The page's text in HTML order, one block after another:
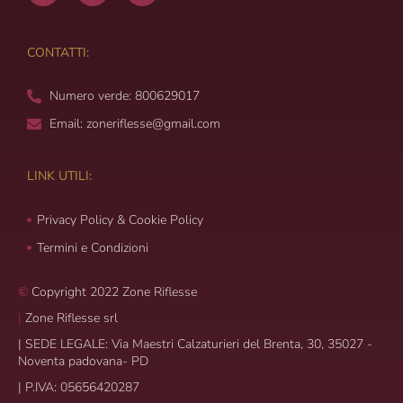
b
o r
a
m
e
CONTATTI:
Numero verde: 800629017
Email: zoneriflesse@gmail.com
LINK UTILI:
Privacy Policy & Cookie Policy
Termini e Condizioni
© Copyright 2022 Zone Riflesse
| Zone Riflesse srl
| SEDE LEGALE: Via Maestri Calzaturieri del Brenta, 30, 35027 -
Noventa padovana- PD
| P.IVA: 05656420287